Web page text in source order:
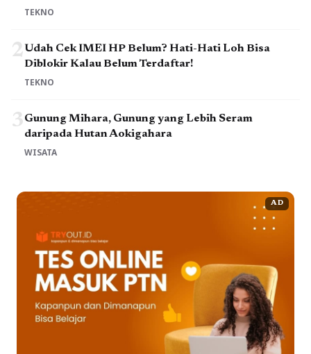
TEKNO
2Udah Cek IMEI HP Belum? Hati-Hati Loh Bisa
Diblokir Kalau Belum Terdaftar!
TEKNO
3Gunung Mihara, Gunung yang Lebih Seram
daripada Hutan Aokigahara
WISATA
AD